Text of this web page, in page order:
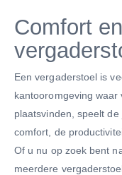
Comfort
Een vergaderstoel is
kantooromgeving
plaatsvinden, speelt
comfort, de
Of u nu op zoek bent
meerdere